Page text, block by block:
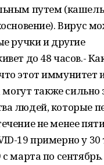
путем
Вирус
ручки и другие
до 48 часов.-
этот иммунитет
также сильно
людей, которые
не менее
19 примерно у
с марта по